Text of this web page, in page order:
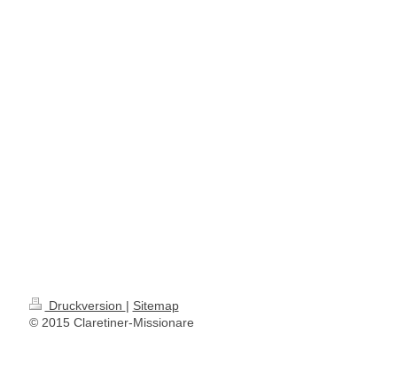
Druckversion | Sitemap
© 2015 Claretiner-Missionare